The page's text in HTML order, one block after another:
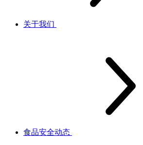
关于我们
食品安全动态